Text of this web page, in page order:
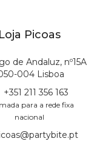
Loja Picoas
de Andaluz, nº15A
004 Lisboa
+351 211 356 163
para a rede fixa
nacional